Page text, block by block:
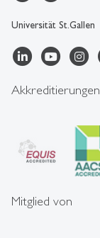
Universität St.Gallen
Akkreditierungen
Mitglied von